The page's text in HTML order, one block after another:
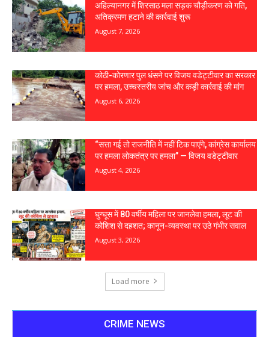
अहिल्यानगर में शिरसाठ मला सड़क चौड़ीकरण को गति,
अतिक्रमण हटाने की कार्रवाई शुरू
August 7, 2026
कोठी-कोरणार पुल धंसने पर विजय वडेट्टीवार का सरकार
पर हमला, उच्चस्तरीय जांच और कड़ी कार्रवाई की मांग
August 6, 2026
“सत्ता गई तो राजनीति में नहीं टिक पाएंगे, कांग्रेस कार्यालय
पर हमला लोकतंत्र पर हमला” — विजय वडेट्टीवार
August 4, 2026
घुग्घूस में 80 वर्षीय महिला पर जानलेवा हमला, लूट की
कोशिश से दहशत; कानून-व्यवस्था पर उठे गंभीर सवाल
August 3, 2026
Load more
CRIME NEWS